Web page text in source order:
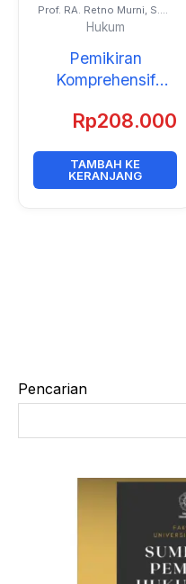
Pencarian
Prof. RA. Retno Murni, S.H.,
M.H., Ph.D. dan Para
Kolega
Hukum
Pemikiran
Komprehensif
Menjawab
Digitalisasi
Rp208.000
TAMBAH KE
KERANJANG